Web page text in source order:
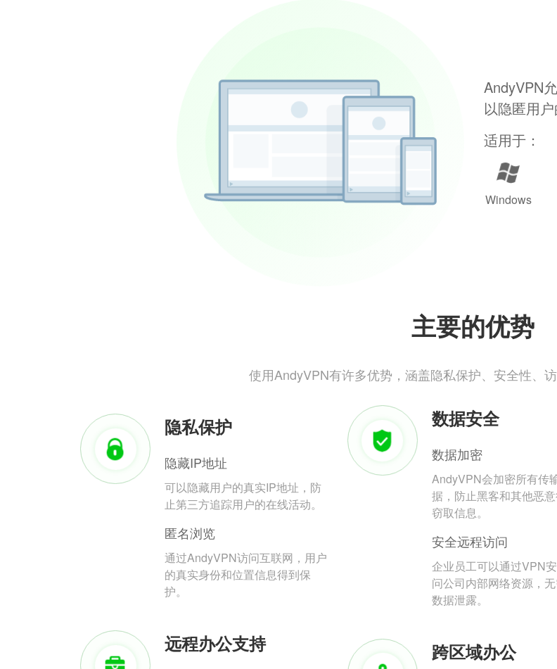
AndyVPN
以隐匿用
适用于：
Windows
主要的优势
使用AndyVPN有许多优势，涵盖隐私保护、安全性、
隐私保护
隐藏IP地址
可以隐藏用户的真实IP地址，防
止第三方追踪用户的在线活动。
匿名浏览
通过AndyVPN访问互联网，用户
的真实身份和位置信息得到保
护。
数据安全
数据加密
AndyVPN会加密所有传
据，防止黑客和其他恶
窃取信息。
安全远程访问
企业员工可以通过VPN
问公司内部网络资源，
数据泄露。
远程办公支持 跨区域办公